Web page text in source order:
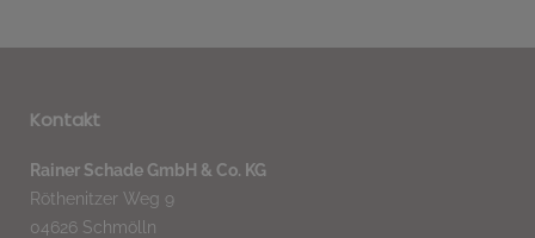
Kontakt
Rainer Schade GmbH & Co. KG
Röthenitzer Weg 9
04626 Schmölln